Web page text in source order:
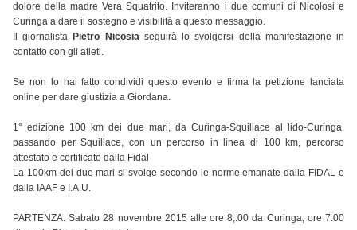
dolore della madre Vera Squatrito. Inviteranno i due comuni di Nicolosi e
Curinga a dare il sostegno e visibilità a questo messaggio.
Il giornalista Pietro Nicosiaseguirà lo svolgersi della manifestazione in
contatto con gli atleti.
Se non lo hai fatto condividi questo evento e firma la petizione lanciata
online per dare giustizia a Giordana.
1° edizione 100 km dei due mari, da Curinga-Squillace al lido-Curinga,
passando per Squillace, con un percorso in linea di 100 km, percorso
attestato e certificato dalla Fidal
La 100km dei due mari si svolge secondo le norme emanate dalla FIDAL e
dalla IAAF e I.A.U.
PARTENZA. Sabato 28 novembre 2015 alle ore 8,.00 da Curinga, ore 7:00